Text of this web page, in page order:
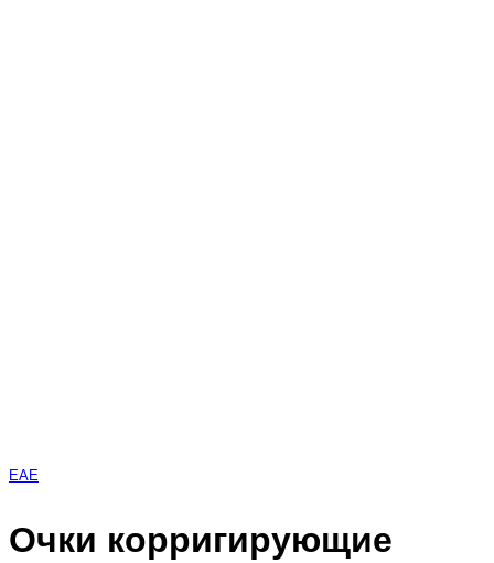
EAE
Очки корригирующие